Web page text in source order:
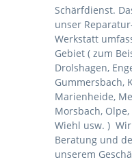
Schärfdienst.
unser
Werkstatt
Gebiet ( zum
Drolshagen,
Gummersbach,
Marienheide,
Morsbach,
Wiehl usw. )
Beratung und
unserem